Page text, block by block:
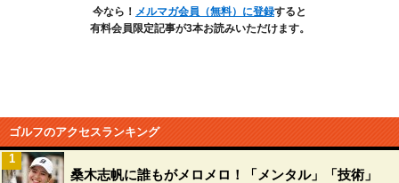
今なら！ メルマガ会員（無料）に登録すると
有料会員限定記事が3本お読みいただけます。
ゴルフのアクセスランキング
桑木志帆に誰もがメロメロ！「メンタル」「技術」
1